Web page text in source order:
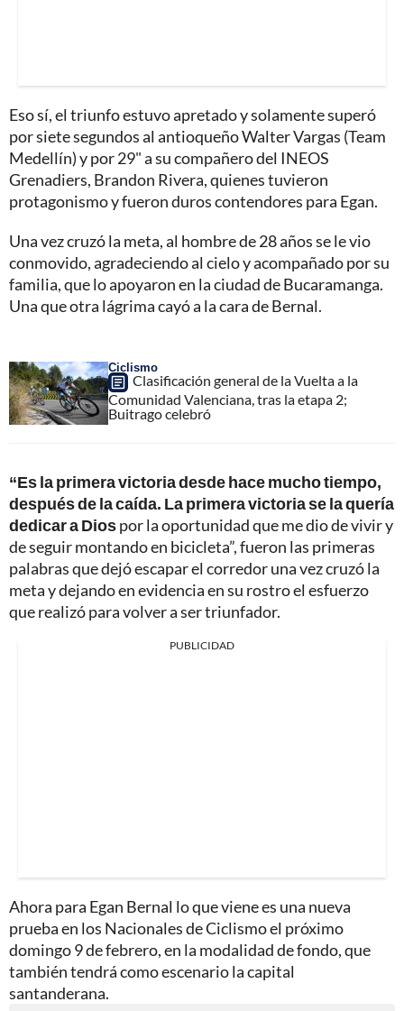
Eso sí, el triunfo estuvo apretado y solamente superó
por siete segundos al antioqueño Walter Vargas (Team
Medellín) y por 29" a su compañero del INEOS
Grenadiers, Brandon Rivera, quienes tuvieron
protagonismo y fueron duros contendores para Egan.
Una vez cruzó la meta, al hombre de 28 años se le vio
conmovido, agradeciendo al cielo y acompañado por su
familia, que lo apoyaron en la ciudad de Bucaramanga.
Una que otra lágrima cayó a la cara de Bernal.
Ciclismo
Clasificación general de la Vuelta a la
Comunidad Valenciana, tras la etapa 2;
Buitrago celebró
“Es la primera victoria desde hace mucho tiempo,
después de la caída. La primera victoria se la quería
dedicar a Diospor la oportunidad que me dio de vivir y
de seguir montando en bicicleta”, fueron las primeras
palabras que dejó escapar el corredor una vez cruzó la
meta y dejando en evidencia en su rostro el esfuerzo
que realizó para volver a ser triunfador.
PUBLICIDAD
Ahora para Egan Bernal lo que viene es una nueva
prueba en los Nacionales de Ciclismo el próximo
domingo 9 de febrero, en la modalidad de fondo, que
también tendrá como escenario la capital
santanderana.